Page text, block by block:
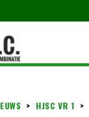
> HJSC VR 1 >